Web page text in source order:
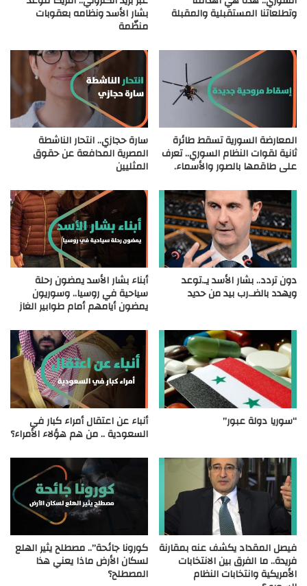
وتطلعاتنا المستقبلية والمقبلة بشار الأسد ونظامه بعقوبات
منظّمة
المعارضة السورية تسقط طائرة
ثانية لقوات النظام السوري.. تعرف
على طاقمها بالصور والأسماء.
سارة حجازي.. انتحار الناشطة
المصرية المدافعة عن حقوق
المثليين
دون تردد.. بشار الأسد يـ.توعد
ويهدد بالضـ.رب بيد من حديد
أبناء بشار الأسد يمضون رحلة
سياحية في روسيا.. وسوريون
يمضون أيامهم أمام طوابير الغاز
“سوريا دولة عبور” أنباء عن اعتقال أمراء كبار في
السعودية .. من هم هؤلاء الأمراء؟
فيصل المقداد يكشف عنه بمقارنة
فريدة.. ما الفرق بين الانتخابات
الأمريكية وانتخابات النظام
كورونا جائحة”.. مصطلح يثير الهلع
لسكان الأرض ماذا يعني هذا
المصطلح؟